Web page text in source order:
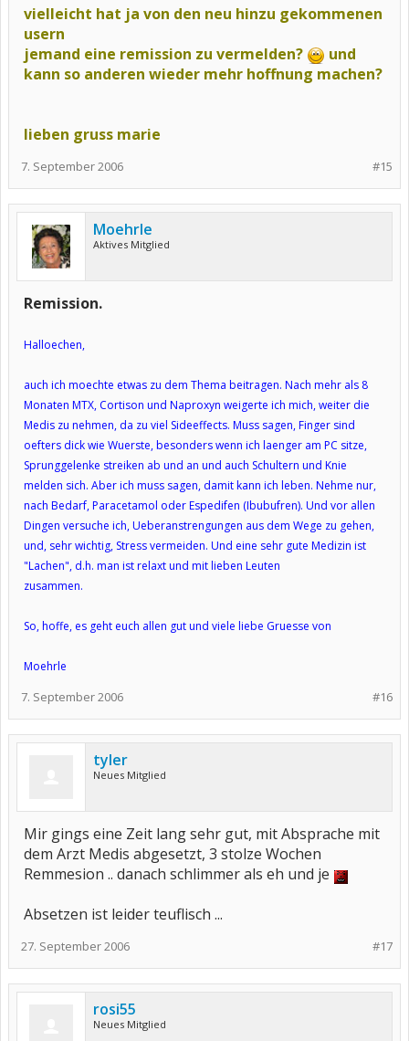
vielleicht hat ja von den neu hinzu gekommenen
usern
jemand eine remission zu vermelden?
und
kann so anderen wieder mehr hoffnung machen?
lieben gruss marie
#15
7. September 2006
Moehrle
Aktives Mitglied
Remission.
Halloechen,
auch ich moechte etwas zu dem Thema beitragen. Nach mehr als 8
Monaten MTX, Cortison und Naproxyn weigerte ich mich, weiter die
Medis zu nehmen, da zu viel Sideeffects. Muss sagen, Finger sind
oefters dick wie Wuerste, besonders wenn ich laenger am PC sitze,
Sprunggelenke streiken ab und an und auch Schultern und Knie
melden sich. Aber ich muss sagen, damit kann ich leben. Nehme nur,
nach Bedarf, Paracetamol oder Espedifen (Ibubufren). Und vor allen
Dingen versuche ich, Ueberanstrengungen aus dem Wege zu gehen,
und, sehr wichtig, Stress vermeiden. Und eine sehr gute Medizin ist
"Lachen", d.h. man ist relaxt und mit lieben Leuten
zusammen.
So, hoffe, es geht euch allen gut und viele liebe Gruesse von
Moehrle
#16
7. September 2006
tyler
Neues Mitglied
Mir gings eine Zeit lang sehr gut, mit Absprache mit
dem Arzt Medis abgesetzt, 3 stolze Wochen
Remmesion .. danach schlimmer als eh und je
Absetzen ist leider teuflisch ...
#17
27. September 2006
rosi55
Neues Mitglied